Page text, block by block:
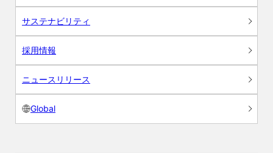
サステナビリティ
採用情報
ニュースリリース
Global